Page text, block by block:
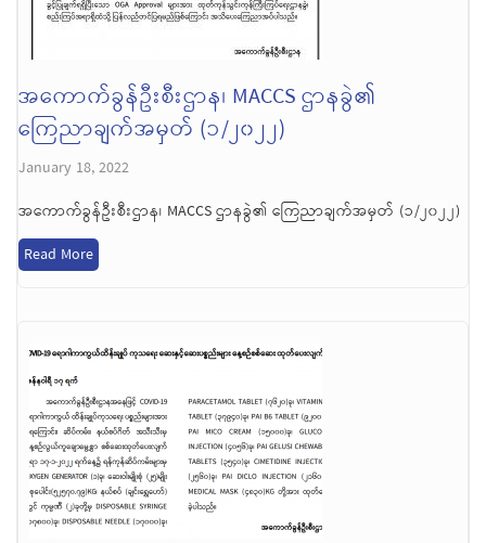
အကောက်ခွန်ဦးစီးဌာန၊ MACCS ဌာနခွဲ၏
ကြေညာချက်အမှတ် (၁/၂၀၂၂)
January 18, 2022
အကောက်ခွန်ဦးစီးဌာန၊ MACCS ဌာနခွဲ၏ ကြေညာချက်အမှတ် (၁/၂၀၂၂)
Read More